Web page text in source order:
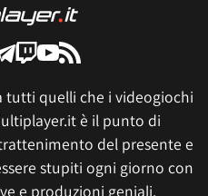
tutti quelli che i videogiochi
è il punto di
del presente e
stupiti ogni giorno con
e produzioni geniali.